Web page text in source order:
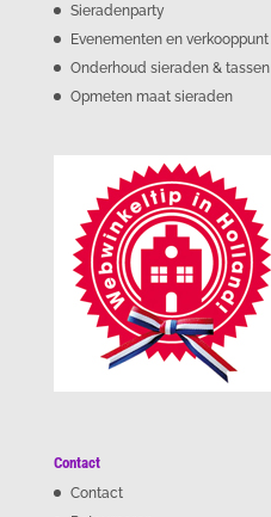
Sieradenparty
Evenementen en verkooppunt
Onderhoud sieraden & tassen
Opmeten maat sieraden
Contact
Contact